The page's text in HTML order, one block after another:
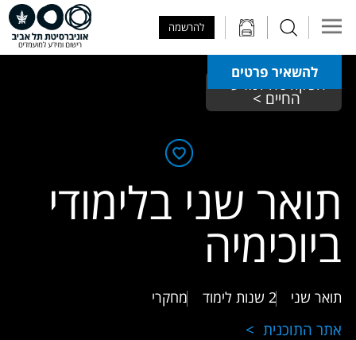
להרשמה
להשאיר פרטים
הפקולטה למדעי
החיים >
תואר שני בלימודי
ביוכימיה
תואר שני 2 שנות לימוד מחקרי
אתר התוכנית